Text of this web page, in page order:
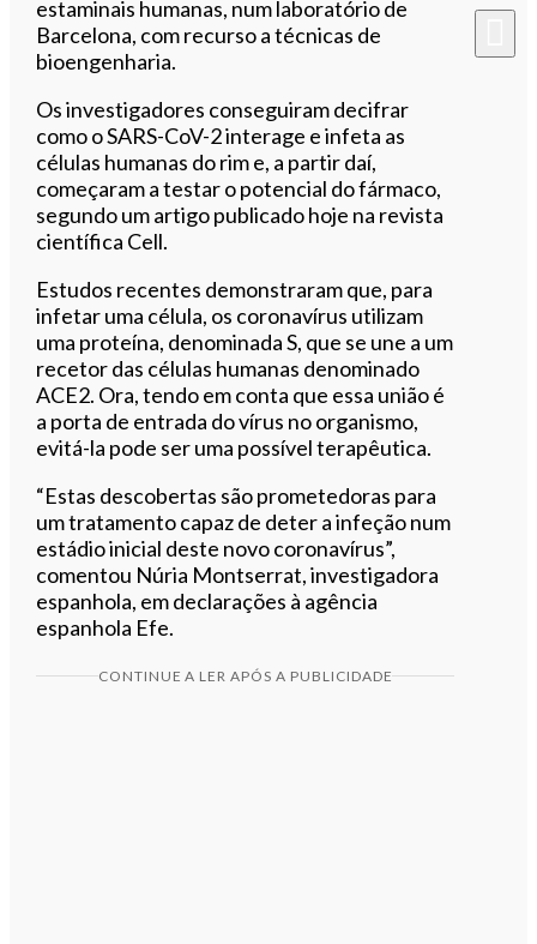
estaminais humanas, num laboratório de
Barcelona, com recurso a técnicas de
bioengenharia.
Os investigadores conseguiram decifrar
como o SARS-CoV-2 interage e infeta as
células humanas do rim e, a partir daí,
começaram a testar o potencial do fármaco,
segundo um artigo publicado hoje na revista
científica Cell.
Estudos recentes demonstraram que, para
infetar uma célula, os coronavírus utilizam
uma proteína, denominada S, que se une a um
recetor das células humanas denominado
ACE2. Ora, tendo em conta que essa união é
a porta de entrada do vírus no organismo,
evitá-la pode ser uma possível terapêutica.
“Estas descobertas são prometedoras para
um tratamento capaz de deter a infeção num
estádio inicial deste novo coronavírus”,
comentou Núria Montserrat, investigadora
espanhola, em declarações à agência
espanhola Efe.
CONTINUE A LER APÓS A PUBLICIDADE